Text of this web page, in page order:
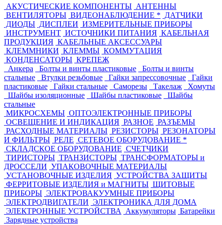
АКУСТИЧЕСКИЕ КОМПОНЕНТЫ АНТЕННЫ
ВЕНТИЛЯТОРЫ ВИДЕОНАБЛЮДЕНИЕ * ДАТЧИКИ
ДИОДЫ ДИСПЛЕИ ИЗМЕРИТЕЛЬНЫЕ ПРИБОРЫ
ИНСТРУМЕНТ ИСТОЧНИКИ ПИТАНИЯ КАБЕЛЬНАЯ
ПРОДУКЦИЯ КАБЕЛЬНЫЕ АКСЕССУАРЫ
КЛЕММНИКИ КЛЕММЫ КОММУТАЦИЯ
КОНДЕНСАТОРЫ КРЕПЕЖ
Анкера
Болты и винты пластиковые
Болты и винты
стальные
Втулки резьбовые Гайки запрессовочные
Гайки
пластиковые
Гайки стальные Саморезы Такелаж
Хомуты
Шайбы изоляционные
Шайбы пластиковые
Шайбы
стальные
МИКРОСХЕМЫ ОПТОЭЛЕКТРОННЫЕ ПРИБОРЫ
ОСВЕЩЕНИЕ И ИНДИКАЦИЯ РАЗНОЕ РАЗЪЕМЫ
РАСХОДНЫЕ МАТЕРИАЛЫ РЕЗИСТОРЫ РЕЗОНАТОРЫ
И ФИЛЬТРЫ РЕЛЕ СЕТЕВОЕ ОБОРУДОВАНИЕ *
СКЛАДСКОЕ ОБОРУДОВАНИЕ СЧЕТЧИКИ
ТИРИСТОРЫ ТРАНЗИСТОРЫ ТРАНСФОРМАТОРЫ и
ДРОССЕЛИ УПАКОВОЧНЫЕ МАТЕРИАЛЫ
УСТАНОВОЧНЫЕ ИЗДЕЛИЯ УСТРОЙСТВА ЗАЩИТЫ
ФЕРРИТОВЫЕ ИЗДЕЛИЯ и МАГНИТЫ ЩИТОВЫЕ
ПРИБОРЫ ЭЛЕКТРОВАКУУМНЫЕ ПРИБОРЫ
ЭЛЕКТРОДВИГАТЕЛИ ЭЛЕКТРОНИКА ДЛЯ ДОМА
ЭЛЕКТРОННЫЕ УСТРОЙСТВА
Аккумуляторы Батарейки
Зарядные устройства